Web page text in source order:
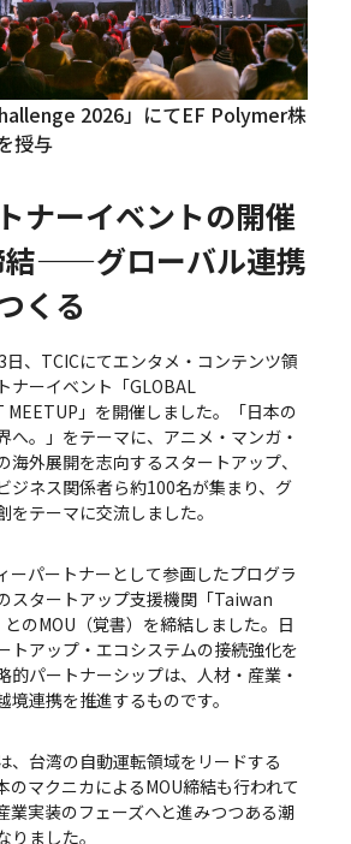
2026」にてEF Polymer株
授与
ナーイベントの開催
結——グローバル連携
くる
、TCICにてエンタメ・コンテンツ領
ナーイベント「GLOBAL
MEETUP」を開催しました。「日本の
へ。」をテーマに、アニメ・マンガ・
海外展開を志向するスタートアップ、
ジネス関係者ら約100名が集まり、グ
をテーマに交流しました。
ーパートナーとして参画したプログラ
スタートアップ支援機関「Taiwan
のMOU（覚書）を締結しました。日
トアップ・エコシステムの接続強化を
的パートナーシップは、人材・産業・
境連携を推進するものです。
、台湾の自動運転領域をリードする
マクニカによるMOU締結も行われて
業実装のフェーズへと進みつつある潮
ました。